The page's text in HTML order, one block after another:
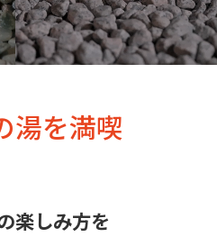
湯を満喫
楽しみ方を